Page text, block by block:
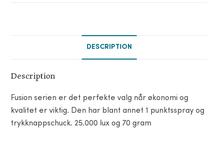
DESCRIPTION
Description
Fusion serien er det perfekte valg når økonomi og
kvalitet er viktig. Den har blant annet 1 punktsspray og
trykknappschuck. 25.000 lux og 70 gram